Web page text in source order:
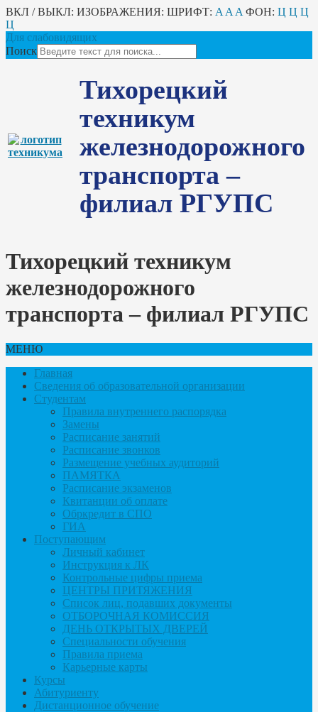
ВКЛ / ВЫКЛ: ИЗОБРАЖЕНИЯ: ШРИФТ: A A A ФОН: Ц Ц Ц
Ц
Для слабовидящих
Поиск
Тихорецкий
техникум
железнодорожного
транспорта –
филиал РГУПС
Тихорецкий техникум
железнодорожного
транспорта – филиал РГУПС
МЕНЮ
Главная
Сведения об образовательной организации
Студентам
Правила внутреннего распорядка
Замены
Расписание занятий
Расписание звонков
Размещение учебных аудиторий
ПАМЯТКА
Расписание экзаменов
Квитанции об оплате
Обркредит в СПО
ГИА
Поступающим
Личный кабинет
Инструкция к ЛК
Контрольные цифры приема
ЦЕНТРЫ ПРИТЯЖЕНИЯ
Список лиц, подавших документы
ОТБОРОЧНАЯ КОМИССИЯ
ДЕНЬ ОТКРЫТЫХ ДВЕРЕЙ
Специальности обучения
Правила приема
Карьерные карты
Курсы
Абитуриенту
Дистанционное обучение